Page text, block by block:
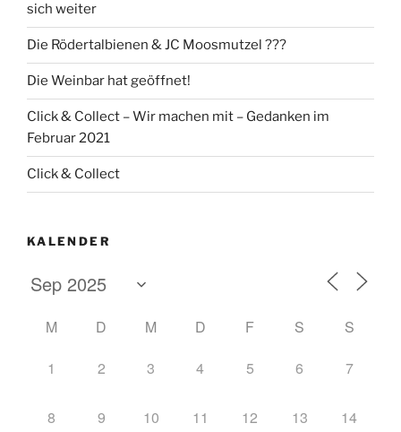
sich weiter
Die Rödertalbienen & JC Moosmutzel ???
Die Weinbar hat geöffnet!
Click & Collect – Wir machen mit – Gedanken im
Februar 2021
Click & Collect
KALENDER
M D M D F S
S
1
2 3 4 5 6 7
8 9 10 11 12 13 14